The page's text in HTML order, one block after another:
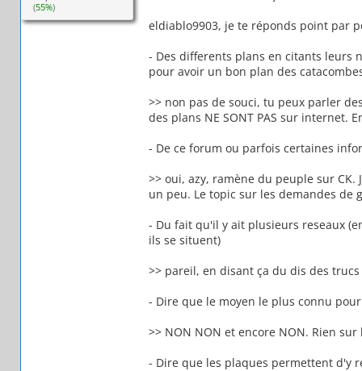
(55%)
eldiablo9903, je te réponds point par
- Des differents plans en citants leurs
pour avoir un bon plan des
>> non pas de souci, tu peux parler
des plans NE SONT PAS sur internet.
- De ce forum ou parfois certaines
>> oui, azy, ramène du peuple sur
un peu. Le topic sur les demandes de
- Du fait qu'il y ait plusieurs reseaux
ils se situent)
>> pareil, en disant ça du dis des
- Dire que le moyen le plus connu
>> NON NON et encore NON. Rien
- Dire que les plaques permettent d'y